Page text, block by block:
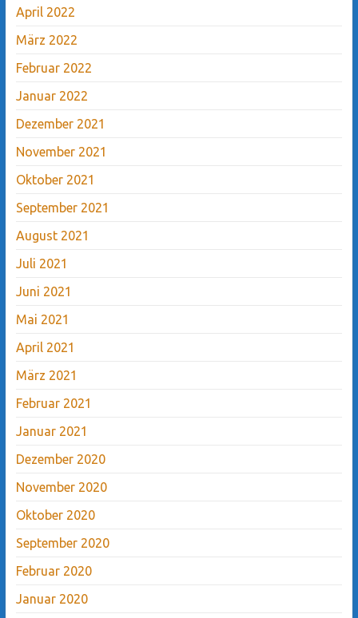
April 2022
März 2022
Februar 2022
Januar 2022
Dezember 2021
November 2021
Oktober 2021
September 2021
August 2021
Juli 2021
Juni 2021
Mai 2021
April 2021
März 2021
Februar 2021
Januar 2021
Dezember 2020
November 2020
Oktober 2020
September 2020
Februar 2020
Januar 2020